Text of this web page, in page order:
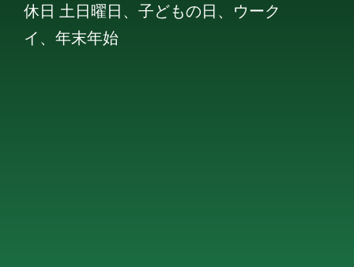
休日 土日曜日、子どもの日、ウーク
イ、年末年始